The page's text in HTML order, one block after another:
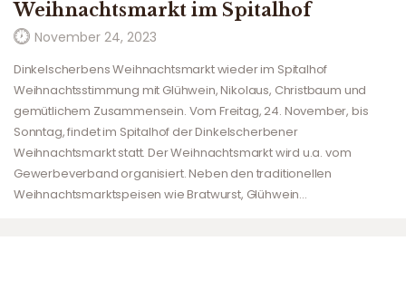
Weihnachtsmarkt im Spitalhof
November 24, 2023
Dinkelscherbens Weihnachtsmarkt wieder im Spitalhof
Weihnachtsstimmung mit Glühwein, Nikolaus, Christbaum und
gemütlichem Zusammensein. Vom Freitag, 24. November, bis
Sonntag, findet im Spitalhof der Dinkelscherbener
Weihnachtsmarkt statt. Der Weihnachtsmarkt wird u.a. vom
Gewerbeverband organisiert. Neben den traditionellen
Weihnachtsmarktspeisen wie Bratwurst, Glühwein…